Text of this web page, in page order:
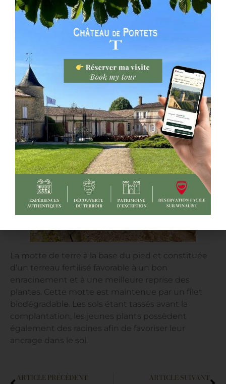
terre.
– Permet une protection des feuilles contre les
animaux (lapins…)
– Le risque d’affranchissement est supprimé.
Les bourgeons ne se forment que sur le pied franc
(Merlots, Cabernets…) et pas sur le porte greffe
américain. Si la greffe est basse, les bourgeons se
forment à proximité du sol et risquent de se
transformer en racines. Le pied franc ne sera alors
plus protéger par le porte greffe américain.
La motte de terre à la base du pied et constituée
d’un terreau fertilisé favorable à un bon
enracinement et à une meilleure reprise des
plantes. Cette motte est maintenue par un filet
biodégradable. Les sols étant tassés avant la
complantation, les jeunes plants possèdent
également des racines afin de favoriser leur
ancrage dans le sol.
ARTICLE PRÉCÉDENT ARTICLE SUIVANT